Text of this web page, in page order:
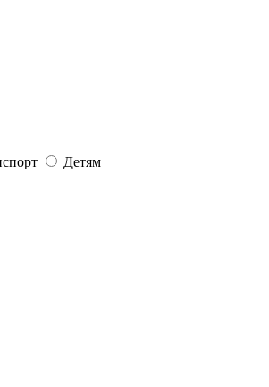
Детям